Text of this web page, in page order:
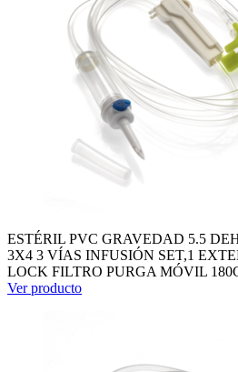
ESTÉRIL PVC GRAVEDAD 5.5
3X4 3 VÍAS INFUSIÓN SET,1
LOCK FILTRO PURGA MÓVIL
Ver producto